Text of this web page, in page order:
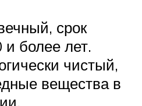
срок
и более лет.
чистый,
вещества в